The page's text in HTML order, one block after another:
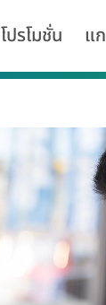
โปรโมชั่น แ